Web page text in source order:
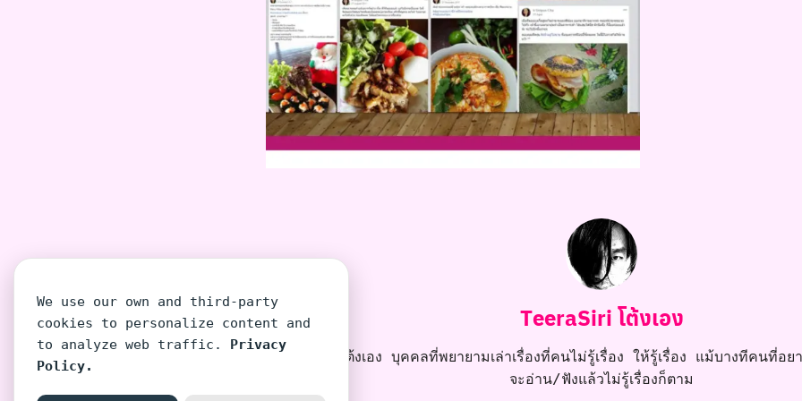
TeeraSiri โต้งเอง
โต้งเอง บุคคลที่พยายามเล่าเรื่องที่คนไม่รู้เรื่อง ให้รู้เรื่อง แม้บางทีคนที่อย
จะอ่าน/ฟังแล้วไม่รู้เรื่องก็ตาม
We use our own and third-party
cookies to personalize content and
to analyze web traffic. Privacy
Policy.